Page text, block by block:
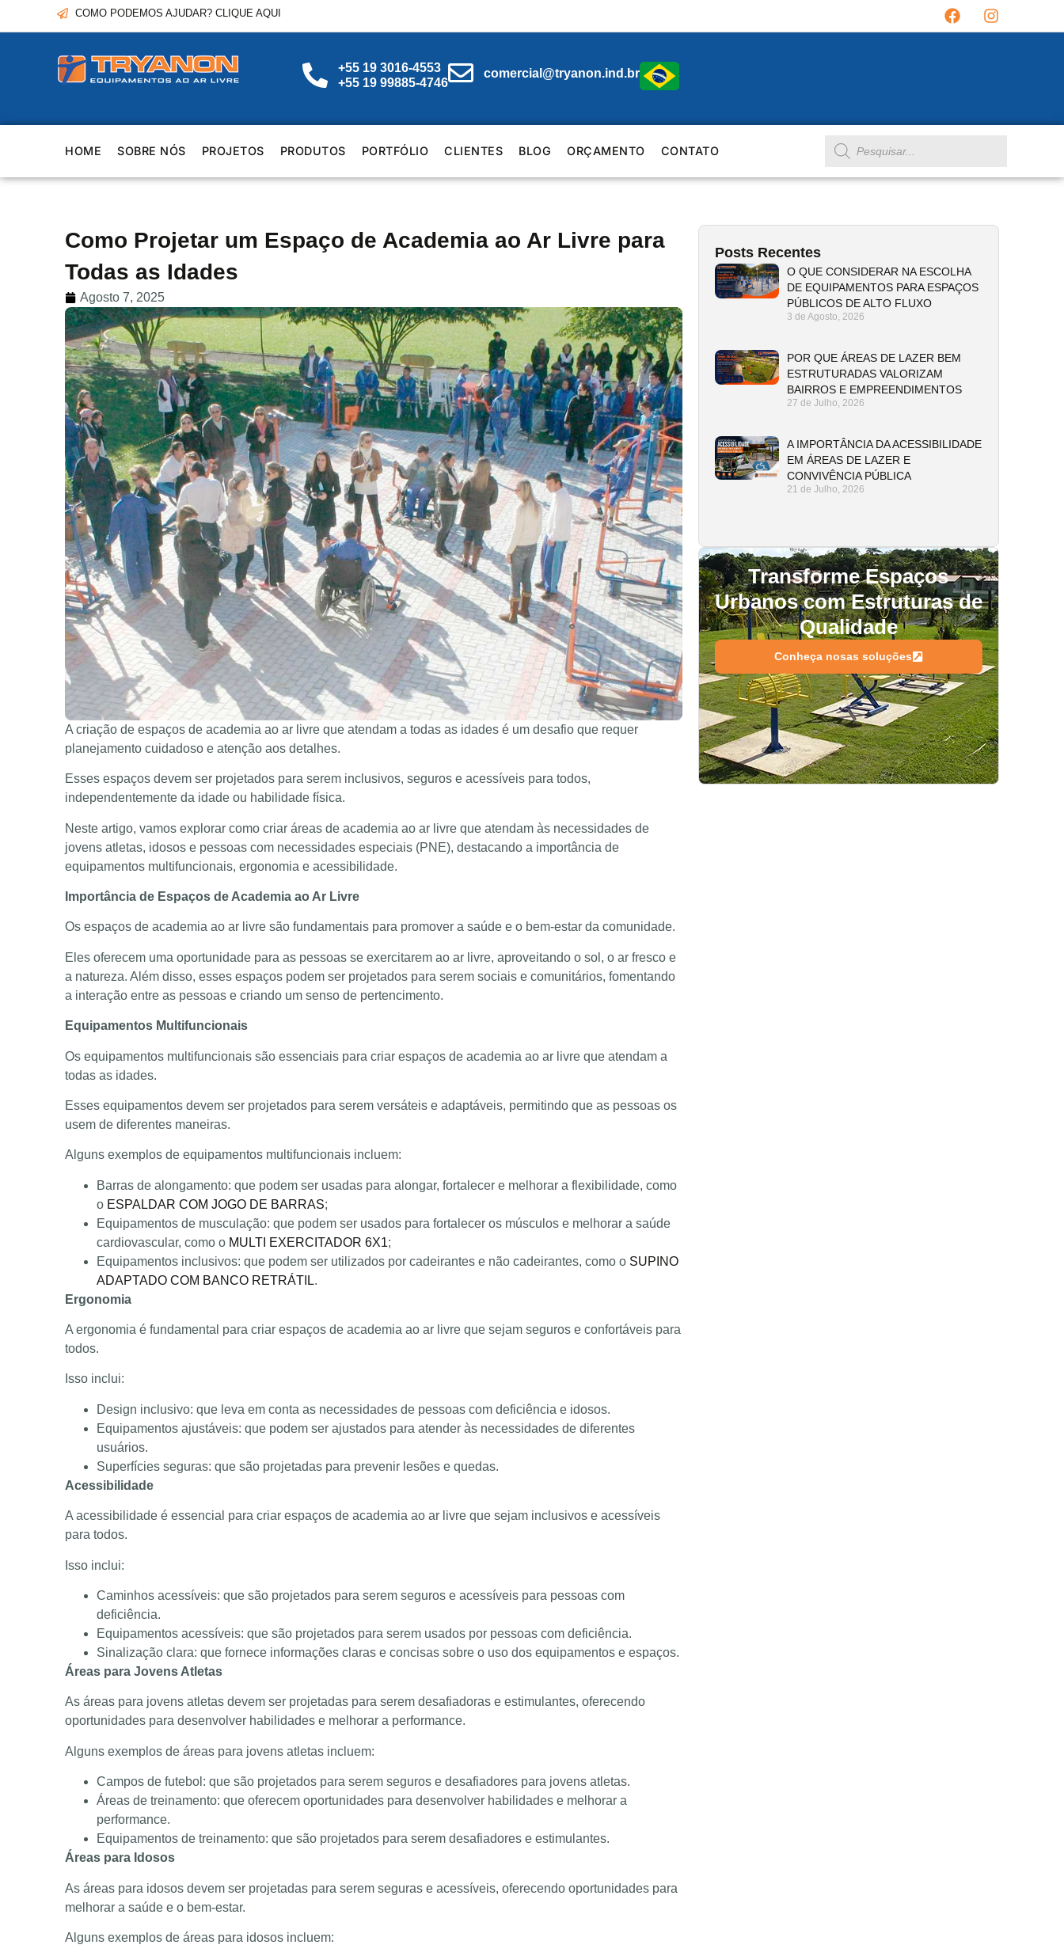
COMO PODEMOS AJUDAR? CLIQUE AQUI
+55 19 3016-4553
+55 19 99885-4746
comercial@tryanon.ind.br
HOME SOBRE NÓS PROJETOS PRODUTOS PORTFÓLIO CLIENTES BLOG ORÇAMENTO CONTATO
Como Projetar um Espaço de Academia ao Ar Livre para
Todas as Idades
Agosto 7, 2025
A criação de espaços de academia ao ar livre que atendam a todas as idades é um desafio que requer
planejamento cuidadoso e atenção aos detalhes.
Esses espaços devem ser projetados para serem inclusivos, seguros e acessíveis para todos,
independentemente da idade ou habilidade física.
Neste artigo, vamos explorar como criar áreas de academia ao ar livre que atendam às necessidades de
jovens atletas, idosos e pessoas com necessidades especiais (PNE), destacando a importância de
equipamentos multifuncionais, ergonomia e acessibilidade.
Importância de Espaços de Academia ao Ar Livre
Os espaços de academia ao ar livre são fundamentais para promover a saúde e o bem-estar da comunidade.
Eles oferecem uma oportunidade para as pessoas se exercitarem ao ar livre, aproveitando o sol, o ar fresco e
a natureza. Além disso, esses espaços podem ser projetados para serem sociais e comunitários, fomentando
a interação entre as pessoas e criando um senso de pertencimento.
Equipamentos Multifuncionais
Os equipamentos multifuncionais são essenciais para criar espaços de academia ao ar livre que atendam a
todas as idades.
Esses equipamentos devem ser projetados para serem versáteis e adaptáveis, permitindo que as pessoas os
usem de diferentes maneiras.
Alguns exemplos de equipamentos multifuncionais incluem:
Barras de alongamento: que podem ser usadas para alongar, fortalecer e melhorar a flexibilidade, como
o ESPALDAR COM JOGO DE BARRAS;
Equipamentos de musculação: que podem ser usados para fortalecer os músculos e melhorar a saúde
cardiovascular, como o MULTI EXERCITADOR 6X1;
Equipamentos inclusivos: que podem ser utilizados por cadeirantes e não cadeirantes, como o SUPINO
ADAPTADO COM BANCO RETRÁTIL.
Ergonomia
A ergonomia é fundamental para criar espaços de academia ao ar livre que sejam seguros e confortáveis para
todos.
Isso inclui:
Design inclusivo: que leva em conta as necessidades de pessoas com deficiência e idosos.
Equipamentos ajustáveis: que podem ser ajustados para atender às necessidades de diferentes
usuários.
Superfícies seguras: que são projetadas para prevenir lesões e quedas.
Acessibilidade
A acessibilidade é essencial para criar espaços de academia ao ar livre que sejam inclusivos e acessíveis
para todos.
Isso inclui:
Caminhos acessíveis: que são projetados para serem seguros e acessíveis para pessoas com
deficiência.
Equipamentos acessíveis: que são projetados para serem usados por pessoas com deficiência.
Sinalização clara: que fornece informações claras e concisas sobre o uso dos equipamentos e espaços.
Áreas para Jovens Atletas
As áreas para jovens atletas devem ser projetadas para serem desafiadoras e estimulantes, oferecendo
oportunidades para desenvolver habilidades e melhorar a performance.
Alguns exemplos de áreas para jovens atletas incluem:
Campos de futebol: que são projetados para serem seguros e desafiadores para jovens atletas.
Áreas de treinamento: que oferecem oportunidades para desenvolver habilidades e melhorar a
performance.
Equipamentos de treinamento: que são projetados para serem desafiadores e estimulantes.
Áreas para Idosos
As áreas para idosos devem ser projetadas para serem seguras e acessíveis, oferecendo oportunidades para
melhorar a saúde e o bem-estar.
Alguns exemplos de áreas para idosos incluem:
Posts Recentes
O QUE CONSIDERAR NA ESCOLHA
DE EQUIPAMENTOS PARA ESPAÇOS
PÚBLICOS DE ALTO FLUXO
3 de Agosto, 2026
POR QUE ÁREAS DE LAZER BEM
ESTRUTURADAS VALORIZAM
BAIRROS E EMPREENDIMENTOS
27 de Julho, 2026
A IMPORTÂNCIA DA ACESSIBILIDADE
EM ÁREAS DE LAZER E
CONVIVÊNCIA PÚBLICA
21 de Julho, 2026
Transforme Espaços
Urbanos com Estruturas de
Qualidade
Conheça nosas soluções